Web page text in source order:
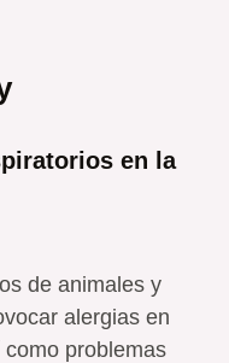
en la
de animales y
alergias en
problemas